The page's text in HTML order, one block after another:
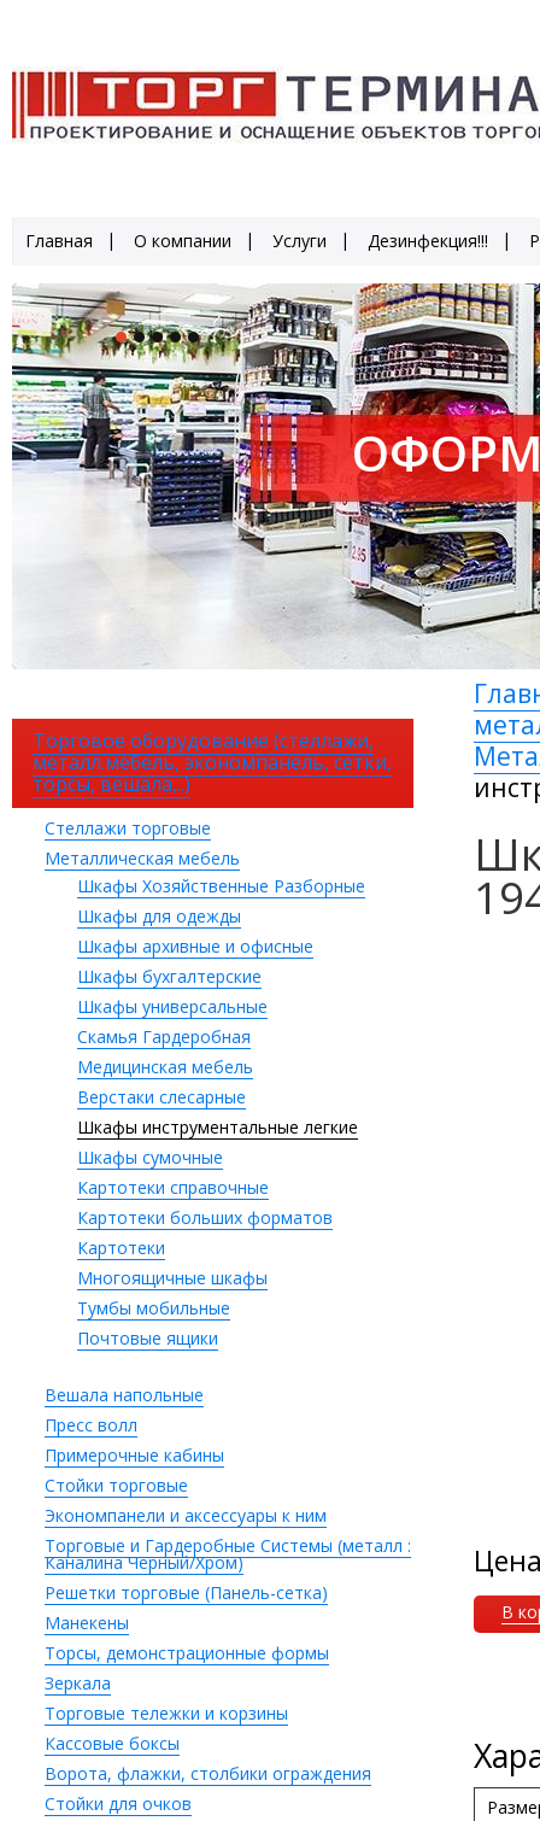
Главная О компании Услуги Дезинфекция!!!
Торговое оборудование (стеллажи,
металл.мебель, экономпанель, сетки,
торсы, вешала,..)
Стеллажи торговые
Металлическая мебель
Шкафы Хозяйственные Разборные
Шкафы для одежды
Шкафы архивные и офисные
Шкафы бухгалтерские
Шкафы универсальные
Скамья Гардеробная
Медицинская мебель
Верстаки слесарные
Шкафы инструментальные легкие
Шкафы сумочные
Картотеки справочные
Картотеки больших форматов
Картотеки
Многоящичные шкафы
Тумбы мобильные
Почтовые ящики
Вешала напольные
Пресс волл
Примерочные кабины
Стойки торговые
Экономпанели и аксессуары к ним
Торговые и Гардеробные Системы (металл :
Каналина Черный/Хром)
Решетки торговые (Панель-сетка)
Манекены
Торсы, демонстрационные формы
Зеркала
Торговые тележки и корзины
Кассовые боксы
Ворота, флажки, столбики ограждения
Стойки для очков
В